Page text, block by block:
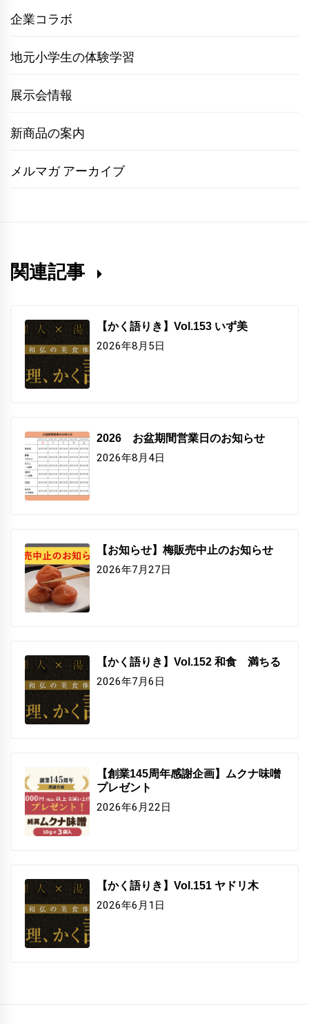
企業コラボ
地元小学生の体験学習
展示会情報
新商品の案内
メルマガ アーカイブ
関連記事
【かく語りき】Vol.153 いず美
2026年8月5日
2026 お盆期間営業日のお知らせ
2026年8月4日
【お知らせ】梅販売中止のお知らせ
2026年7月27日
【かく語りき】Vol.152 和食 満ちる
2026年7月6日
【創業145周年感謝企画】ムクナ味噌
プレゼント
2026年6月22日
【かく語りき】Vol.151 ヤドリ木
2026年6月1日